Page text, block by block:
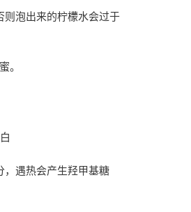
泡出来的柠檬水会过于
。
遇热会产生羟甲基糖